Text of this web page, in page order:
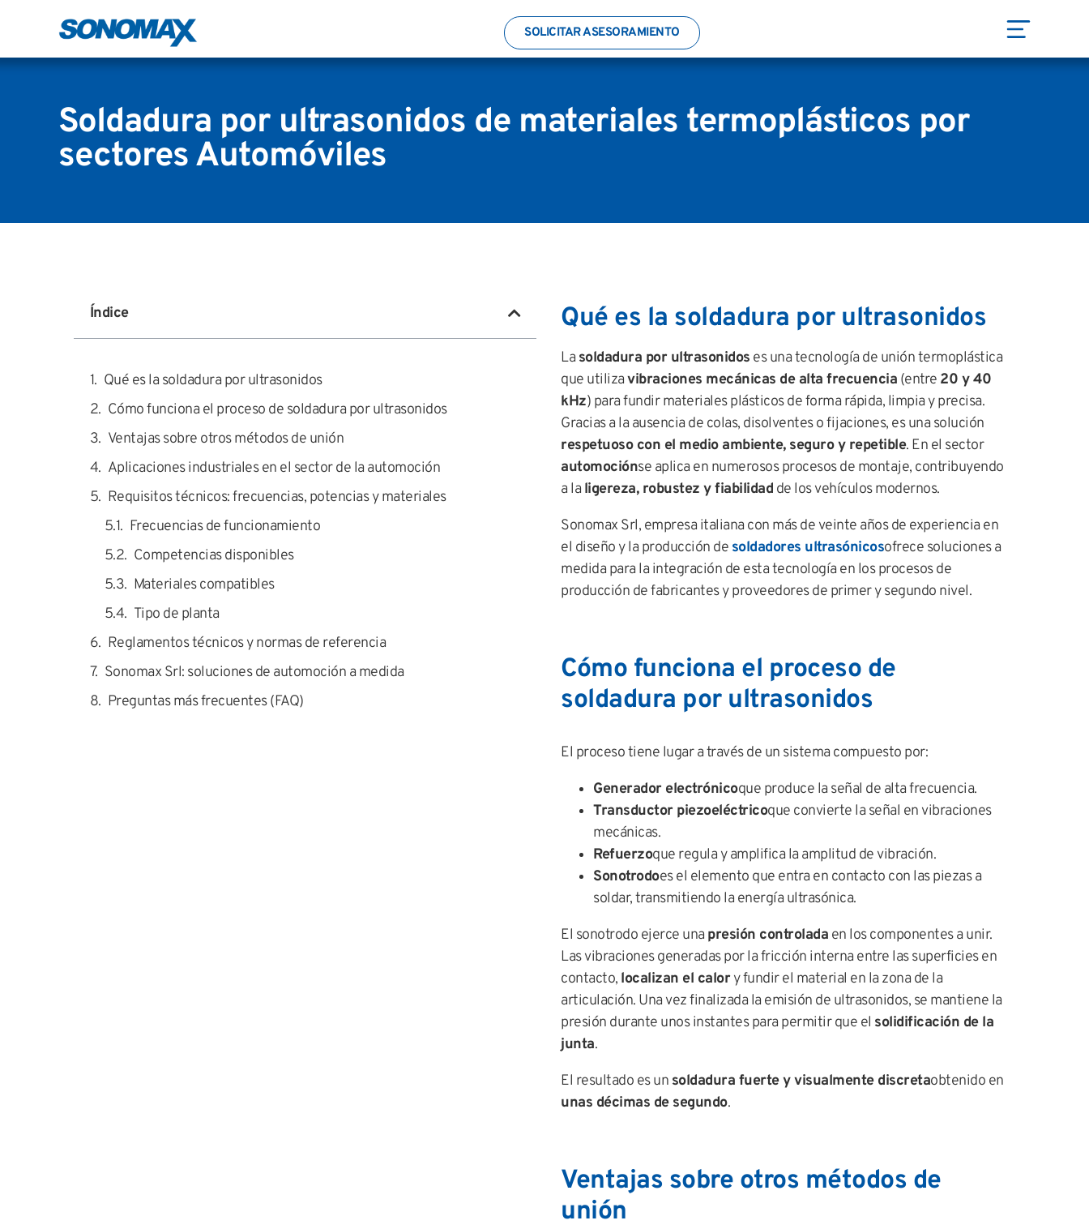
SOLICITAR ASESORAMIENTO
Soldadura por ultrasonidos de materiales termoplásticos por
sectores Automóviles
Índice
Qué es la soldadura por ultrasonidos
Cómo funciona el proceso de soldadura por ultrasonidos
Ventajas sobre otros métodos de unión
Aplicaciones industriales en el sector de la automoción
Requisitos técnicos: frecuencias, potencias y materiales
Frecuencias de funcionamiento
Competencias disponibles
Materiales compatibles
Tipo de planta
Reglamentos técnicos y normas de referencia
Sonomax Srl: soluciones de automoción a medida
Preguntas más frecuentes (FAQ)
Qué es la soldadura por ultrasonidos
La soldadura por ultrasonidos es una tecnología de unión termoplástica
que utilizavibraciones mecánicas de alta frecuencia (entre 20 y 40
kHz) para fundir materiales plásticos de forma rápida, limpia y precisa.
Gracias a la ausencia de colas, disolventes o fijaciones, es una solución
respetuoso con el medio ambiente, seguro y repetible. En el sector
automociónse aplica en numerosos procesos de montaje, contribuyendo
a la ligereza, robustez y fiabilidad de los vehículos modernos.
Sonomax Srl, empresa italiana con más de veinte años de experiencia en
el diseño y la producción de soldadores ultrasónicosofrece soluciones a
medida para la integración de esta tecnología en los procesos de
producción de fabricantes y proveedores de primer y segundo nivel.
Cómo funciona el proceso de
soldadura por ultrasonidos
El proceso tiene lugar a través de un sistema compuesto por:
Generador electrónicoque produce la señal de alta frecuencia.
Transductor piezoeléctricoque convierte la señal en vibraciones
mecánicas.
Refuerzoque regula y amplifica la amplitud de vibración.
Sonotrodoes el elemento que entra en contacto con las piezas a
soldar, transmitiendo la energía ultrasónica.
El sonotrodo ejerce una presión controlada en los componentes a unir.
Las vibraciones generadas por la fricción interna entre las superficies en
contacto, localizan el calory fundir el material en la zona de la
articulación. Una vez finalizada la emisión de ultrasonidos, se mantiene la
presión durante unos instantes para permitir que el solidificación de la
junta.
El resultado es un soldadura fuerte y visualmente discretaobtenido en
unas décimas de segundo.
Ventajas sobre otros métodos de
unión